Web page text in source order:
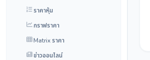
ราคาหุ้น
กราฟราคา
Matrix ราคา
ข่าวออนไลน์